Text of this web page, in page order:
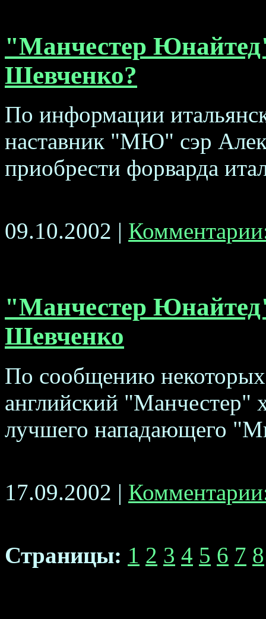
"Манчестер
Шевченко?
По информации
наставник "МЮ" сэр
приобрести форварда
09.10.2002 |
"Манчестер
Шевченко
По сообщению
английский "Манчестер"
лучшего нападающего
17.09.2002 |
Страницы: 1 2 3 4 5 6 7 8